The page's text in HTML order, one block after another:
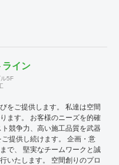
ライン
5F
をご提供します。 私達は空間
ます。 お客様のニーズを的確
競争力、高い施工品質を武器
提供し続けます。 企画・意
で、 堅実なチームワークと誠
いたします。 空間創りのプロ